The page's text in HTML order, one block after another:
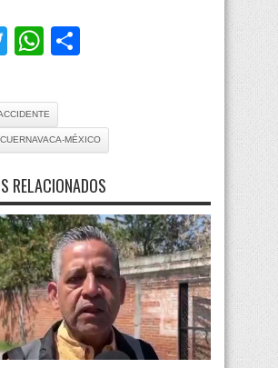
TwitterWhatsApp
MÉXICO
RELACIONADOS